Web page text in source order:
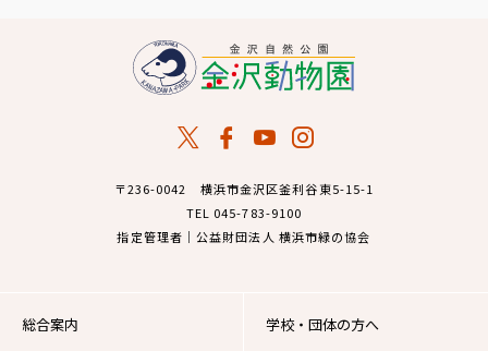
〒236-0042 横浜市金沢区釜利谷東5-15-1
TEL 045-783-9100
指定管理者｜公益財団法人 横浜市緑の協会
総合案内
学校・団体の方へ